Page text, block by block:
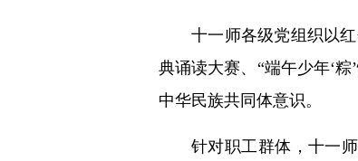
十一师各级党组织以
典诵读大赛、“端午少年‘
中华民族共同体意识。
针对职工群体，十一